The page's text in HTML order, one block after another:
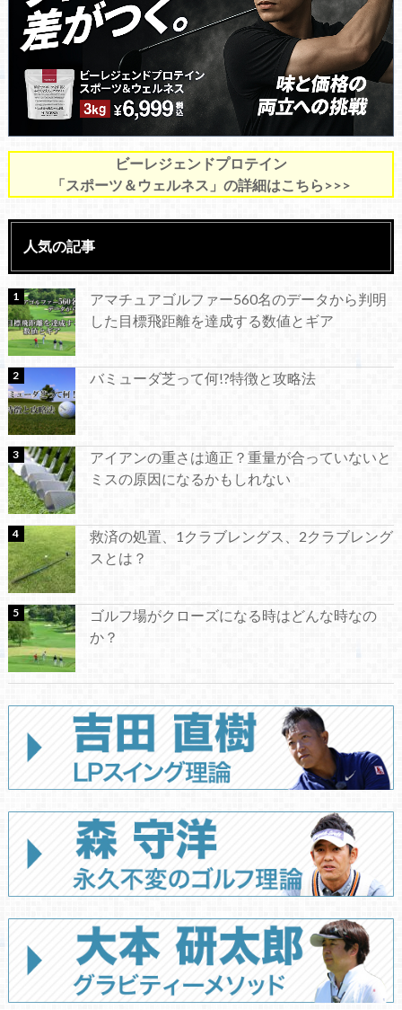
ビーレジェンドプロテイン
「スポーツ＆ウェルネス」の詳細はこちら>>>
人気の記事
アマチュアゴルファー560名のデータから判明
した目標飛距離を達成する数値とギア
バミューダ芝って何!?特徴と攻略法
アイアンの重さは適正？重量が合っていないと
ミスの原因になるかもしれない
救済の処置、1クラブレングス、2クラブレング
スとは？
ゴルフ場がクローズになる時はどんな時なの
か？